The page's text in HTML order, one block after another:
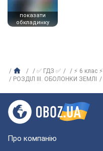
показати
обкладинку
✅ ГДЗ ✅ ⚡ 6 клас ⚡
РОЗДІЛ III. ОБОЛОНКИ ЗЕМЛІ
Про компанію